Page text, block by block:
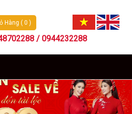
Hàng ( 0 )
/ 0944232288